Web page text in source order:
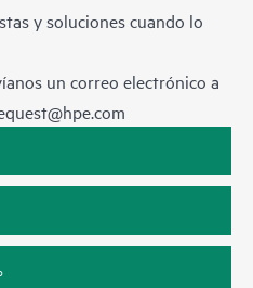
y soluciones cuando lo
un correo electrónico a